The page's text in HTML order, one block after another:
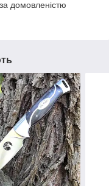
домовленістю